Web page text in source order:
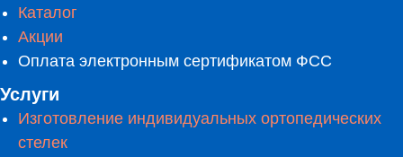
Каталог
Акции
Оплата электронным сертификатом ФСС
Услуги
Изготовление индивидуальных ортопедических
стелек